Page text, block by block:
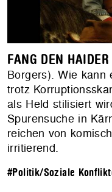
FANG DEN HAIDER
Borgers). Wie kann
trotz
als Held stilisiert
Spurensuche in
reichen von
irritierend.
#Politik/Soziale